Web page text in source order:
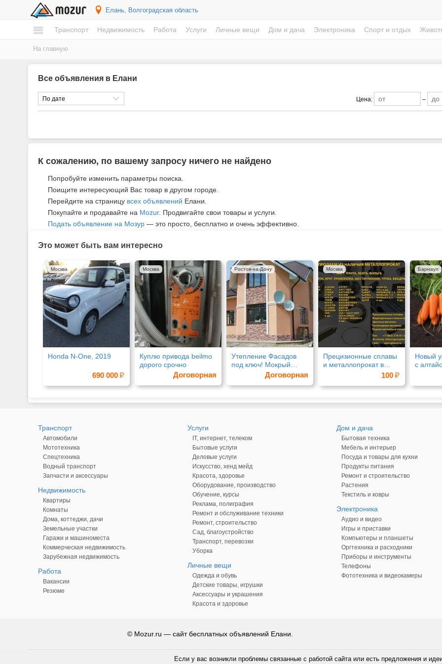
Елань, Волгоградская область
Транспорт Недвижимость Работа Услуги Личные вещи Дом и дача Электроника Спорт и отдых
На главную
Все объявления в Елани
По дате Цена: –
К сожалению, по вашему запросу ничего не найдено
Попробуйте изменить параметры поиска.
Поищите интересующий Вас товар в другом городе.
Перейдите на страницу всех объявлений Елани.
Покупайте и продавайте на Mozur. Продвигайте свои товары и услуги.
Подать объявление на Мозур — это просто, бесплатно и очень эффективно.
Это может быть вам интересно
Honda N-One, 2019
690 000
Москва
Куплю привода beilmo
дорого срочно
Договорная
Москва
Утепление Фасадов
под ключ! Мокрый
Договорная
Ростов-на-Дону
Прецизионные сплавы
и металлопрокат в
100
Москва
Новый
с
Барнаул
Транспорт
Автомобили
Мототехника
Спецтехника
Водный транспорт
Запчасти и аксессуары
Недвижимость
Квартиры
Комнаты
Дома, коттеджи, дачи
Земельные участки
Гаражи и машиноместа
Коммерческая недвижимость
Зарубежная недвижимость
Работа
Вакансии
Резюме
Услуги
IT, интернет, телеком
Бытовые услуги
Деловые услуги
Искусство, хенд мейд
Красота, здоровье
Оборудование, производство
Обучение, курсы
Реклама, полиграфия
Ремонт и обслуживание техники
Ремонт, строительство
Сад, благоустройство
Транспорт, перевозки
Уборка
Личные вещи
Одежда и обувь
Детские товары, игрушки
Аксессуары и украшения
Красота и здоровье
Дом и дача
Бытовая техника
Мебель и интерьер
Посуда и товары для кухни
Продукты питания
Ремонт и строительство
Растения
Текстиль и ковры
Электроника
Аудио и видео
Игры и приставки
Компьютеры и планшеты
Оргтехника и расходники
Приборы и инструменты
Телефоны
Фототехника и видеокамеры
© Mozur.ru — сайт бесплатных объявлений Елани.
Если у вас возникли проблемы связанные с работой сайта или есть предложения и